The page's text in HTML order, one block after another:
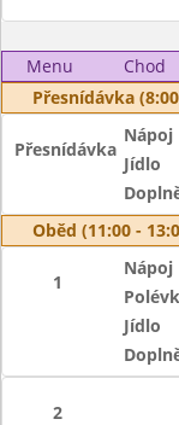
Menu Chod
Přesnídávka
Přesnídávka
Nápoj
Jídlo
Oběd (11:00 -
1
Nápoj
Jídlo
2